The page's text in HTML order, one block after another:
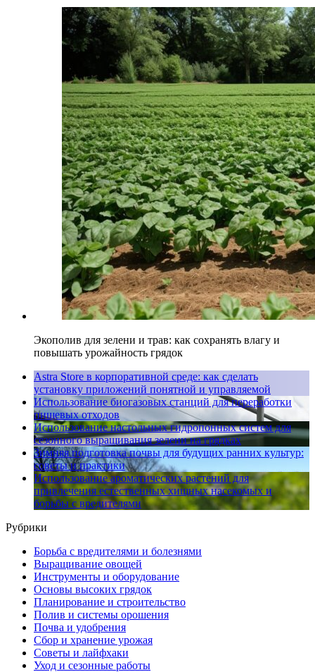
Экополив для зелени и трав: как сохранять влагу и
повышать урожайность грядок
Astra Store в корпоративной среде: как сделать
установку приложений понятной и управляемой
Использование биогазовых станций для переработки
пищевых отходов
Использование настольных гидропонных систем для
сезонного выращивания зелени на грядках
Зимняя подготовка почвы для будущих ранних культур:
советы и практики
Использование ароматических растений для
привлечения естественных хищных насекомых и
борьбы с вредителями
Рубрики
Борьба с вредителями и болезнями
Выращивание овощей
Инструменты и оборудование
Основы высоких грядок
Планирование и строительство
Полив и системы орошения
Почва и удобрения
Сбор и хранение урожая
Советы и лайфхаки
Уход и сезонные работы